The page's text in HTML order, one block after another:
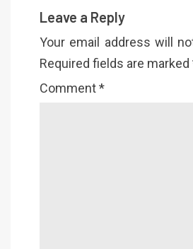
Leave a Reply
Your email address will
Required fields are marked
Comment*